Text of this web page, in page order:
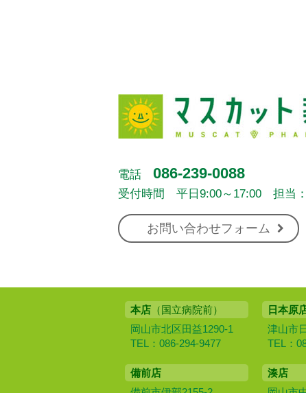
電話 086-239-0088
受付時間 平日9:00～17:00 担当
お問い合わせフォーム
本店 （国立病院前）
岡山市北区田益1290-1
TEL：086-294-9477
日本原
津山市
TEL：
備前店
湊店